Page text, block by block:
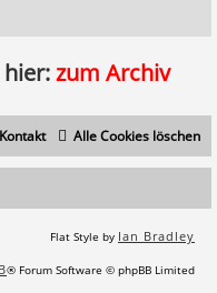
zum Archiv
Alle Cookies löschen
Kontakt
Flat Style by Ian Bradley
® Forum Software © phpBB Limited